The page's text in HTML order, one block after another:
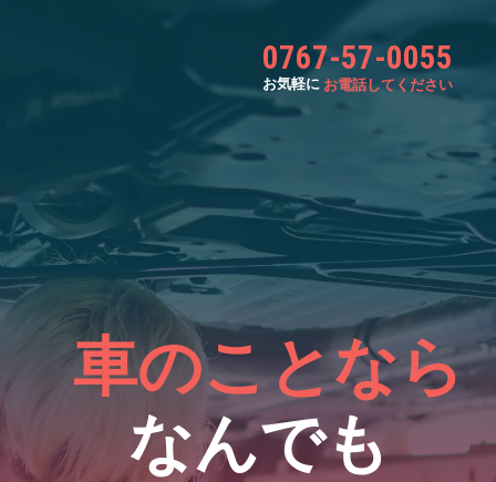
車のことなら
なんでも
0767-57-0055
お電話してください
お気軽に